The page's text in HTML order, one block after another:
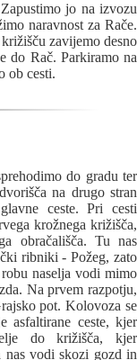
jo na izvozu
naravnost za Rače.
zavijemo desno
do Rač. Parkiramo na
ob cesti.
do gradu ter
na drugo stran
ceste. Pri cesti
krožnega križišča,
obračališča. Tu nas
ribniki - Požeg, zato
naselja vodi mimo
Na prvem razpotju,
pot. Kolovoza se
asfaltirane ceste, kjer
do križišča, kjer
nas vodi skozi gozd in